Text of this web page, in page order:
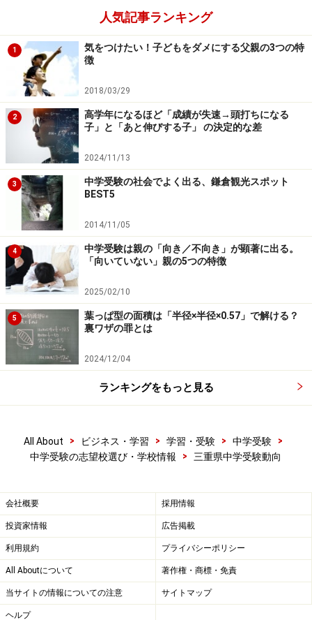
前期試験：国・算・理・社
後期試験：国・算
■メリノール女子学院
前期入試：国・算、個人面接
後期入試：国・算、個人面接
※記事内容は執筆時点のものです。最新の内容をご確認くださ
い。
2 次のページへ
人気記事ランキング
1
気をつけたい！子どもをダメにする父親の3つの特
徴
2018/03/29
2
高学年になるほど「成績が失速→頭打ちになる
子」と「あと伸びする子」 の決定的な差
2024/11/13
3
中学受験の社会でよく出る、鎌倉観光スポット
BEST5
2014/11/05
4
中学受験は親の「向き／不向き」が顕著に出る。
「向いていない」親の5つの特徴
2025/02/10
5
葉っぱ型の面積は「半径×半径×0.57」で解ける？
裏ワザの罪とは
2024/12/04
ランキングをもっと見る
All About > ビジネス・学習 > 学習・受験 > 中学受験
>
中学受験の志望校選び・学校情報
> 三重県中学受験動向
会社概要 採用情報
投資家情報 広告掲載
利用規約 プライバシーポリシー
All Aboutについて 著作権・商標・免責
当サイトの情報についての注意 サイトマップ
ヘルプ